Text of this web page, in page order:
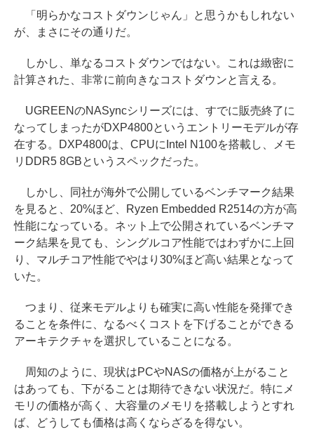
「明らかなコストダウンじゃん」と思うかもしれない
が、まさにその通りだ。
しかし、単なるコストダウンではない。これは緻密に
計算された、非常に前向きなコストダウンと言える。
UGREENのNASyncシリーズには、すでに販売終了に
なってしまったがDXP4800というエントリーモデルが存
在する。DXP4800は、CPUにIntel N100を搭載し、メモ
リDDR5 8GBというスペックだった。
しかし、同社が海外で公開しているベンチマーク結果
を見ると、20%ほど、Ryzen Embedded R2514の方が高
性能になっている。ネット上で公開されているベンチマ
ーク結果を見ても、シングルコア性能ではわずかに上回
り、マルチコア性能でやはり30%ほど高い結果となって
いた。
つまり、従来モデルよりも確実に高い性能を発揮でき
ることを条件に、なるべくコストを下げることができる
アーキテクチャを選択していることになる。
周知のように、現状はPCやNASの価格が上がること
はあっても、下がることは期待できない状況だ。特にメ
モリの価格が高く、大容量のメモリを搭載しようとすれ
ば、どうしても価格は高くならざるを得ない。